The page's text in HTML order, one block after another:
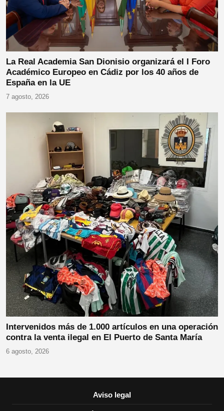
La Real Academia San Dionisio organizará el I Foro
Académico Europeo en Cádiz por los 40 años de
España en la UE
7 agosto, 2026
Intervenidos más de 1.000 artículos en una operación
contra la venta ilegal en El Puerto de Santa María
6 agosto, 2026
Aviso legal